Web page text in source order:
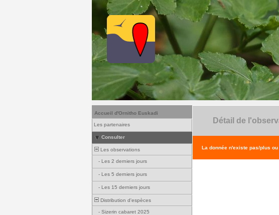
Accueil d'Ornitho Euskadi
Les partenaires
Consulter
Les observations
- Les 2 derniers jours
- Les 5 derniers jours
- Les 15 derniers jours
Distribution d'espèces
- Sizerin cabaret 2025
Détail de
La donnée n'existe pas/plus